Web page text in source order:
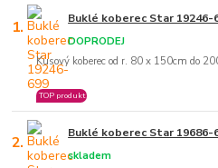
1. Buklé koberec Star 19246-
Kusový koberec od r. 80 x 150cm do
DOPRODEJ
TOP produkt
2. Buklé koberec Star 19686-
skladem